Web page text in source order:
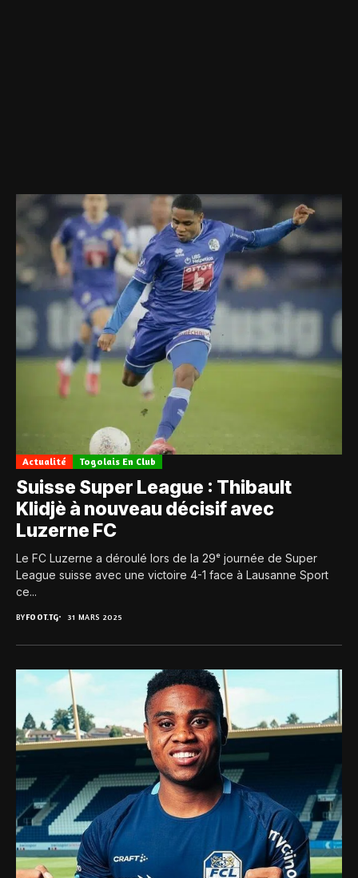
Actualité Togolais En Club
Suisse Super League : Thibault
Klidjè à nouveau décisif avec
Luzerne FC
Le FC Luzerne a déroulé lors de la 29ᵉ journée de Super
League suisse avec une victoire 4-1 face à Lausanne Sport
ce...
BYFOOT.TG 31 MARS 2025